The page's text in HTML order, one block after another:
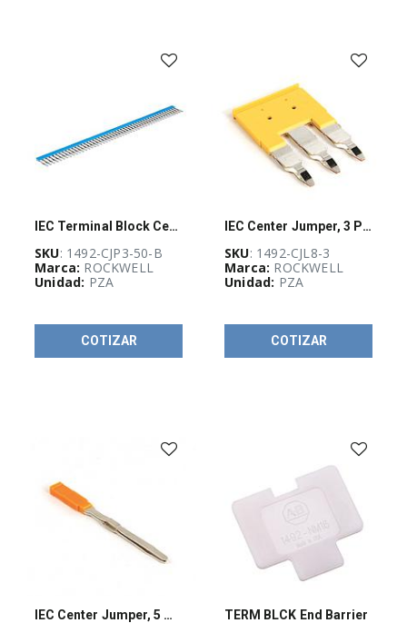
IEC Terminal Block Center Jumper 50-Pole
SKU: 1492-CJP3-50-B
Marca: ROCKWELL
Unidad: PZA
COTIZAR
IEC Center Jumper, 3 PL 8mm, Plug-In
SKU: 1492-CJL8-3
Marca: ROCKWELL
Unidad: PZA
COTIZAR
IEC Center Jumper, 5 mm Two-Level TERM BLCK End Barrier